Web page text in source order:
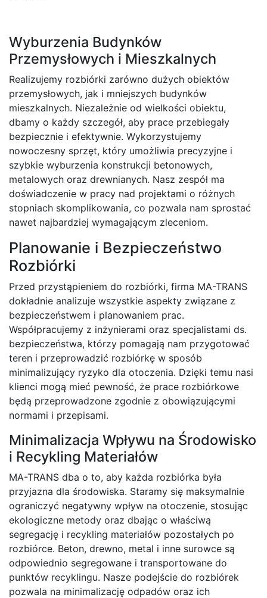
Wyburzenia Budynków
Przemysłowych i Mieszkalnych
Realizujemy rozbiórki zarówno dużych obiektów
przemysłowych, jak i mniejszych budynków
mieszkalnych. Niezależnie od wielkości obiektu,
dbamy o każdy szczegół, aby prace przebiegały
bezpiecznie i efektywnie. Wykorzystujemy
nowoczesny sprzęt, który umożliwia precyzyjne i
szybkie wyburzenia konstrukcji betonowych,
metalowych oraz drewnianych. Nasz zespół ma
doświadczenie w pracy nad projektami o różnych
stopniach skomplikowania, co pozwala nam sprostać
nawet najbardziej wymagającym zleceniom.
Planowanie i Bezpieczeństwo
Rozbiórki
Przed przystąpieniem do rozbiórki, firma MA-TRANS
dokładnie analizuje wszystkie aspekty związane z
bezpieczeństwem i planowaniem prac.
Współpracujemy z inżynierami oraz specjalistami ds.
bezpieczeństwa, którzy pomagają nam przygotować
teren i przeprowadzić rozbiórkę w sposób
minimalizujący ryzyko dla otoczenia. Dzięki temu nasi
klienci mogą mieć pewność, że prace rozbiórkowe
będą przeprowadzone zgodnie z obowiązującymi
normami i przepisami.
Minimalizacja Wpływu na Środowisko
i Recykling Materiałów
MA-TRANS dba o to, aby każda rozbiórka była
przyjazna dla środowiska. Staramy się maksymalnie
ograniczyć negatywny wpływ na otoczenie, stosując
ekologiczne metody oraz dbając o właściwą
segregację i recykling materiałów pozostałych po
rozbiórce. Beton, drewno, metal i inne surowce są
odpowiednio segregowane i transportowane do
punktów recyklingu. Nasze podejście do rozbiórek
pozwala na minimalizację odpadów oraz ich